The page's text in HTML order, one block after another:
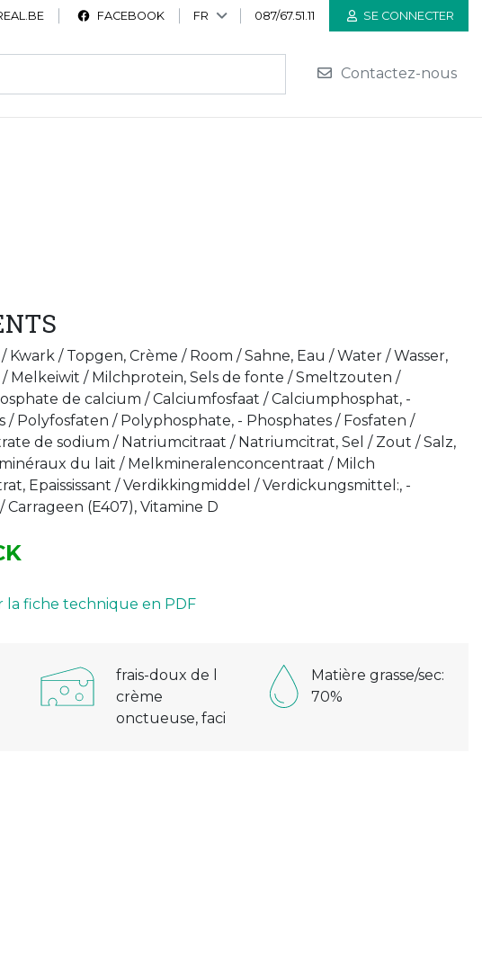
FACEBOOK FR 087/67.51.11 SE CONNECTER
Contactez-nous
Kwark / Topgen, Crème / Room / Sahne, Eau / Water / Wasser,
Melkeiwit / Milchprotein, Sels de fonte / Smeltzouten /
de calcium / Calciumfosfaat / Calciumphosphat, -
/ Polyfosfaten / Polyphosphate, - Phosphates / Fosfaten /
de sodium / Natriumcitraat / Natriumcitrat, Sel / Zout / Salz,
du lait / Melkmineralenconcentraat / Milch
Epaississant / Verdikkingmiddel / Verdickungsmittel:, -
Carrageen (E407), Vitamine D
la fiche technique en PDF
frais-doux de l
crème
onctueuse, faci
Matière grasse/sec:
70%